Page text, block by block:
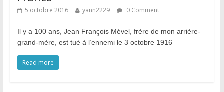
5 octobre 2016 yann2229 0 Comment
Il y a 100 ans, Jean François Mével, frère de mon arrière-
grand-mère, est tué à l’ennemi le 3 octobre 1916
Read more